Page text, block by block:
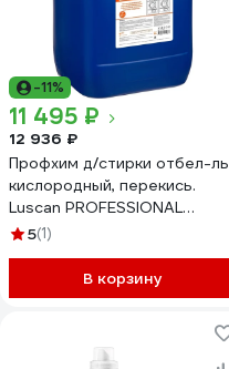
-11%
11 495 ₽
12 936 ₽
Профхим д/стирки отбел-ль
кислородный, перекись.
Luscan PROFESSIONAL
Luscan Prof/Opticlean, 20л
5(1)
В корзину